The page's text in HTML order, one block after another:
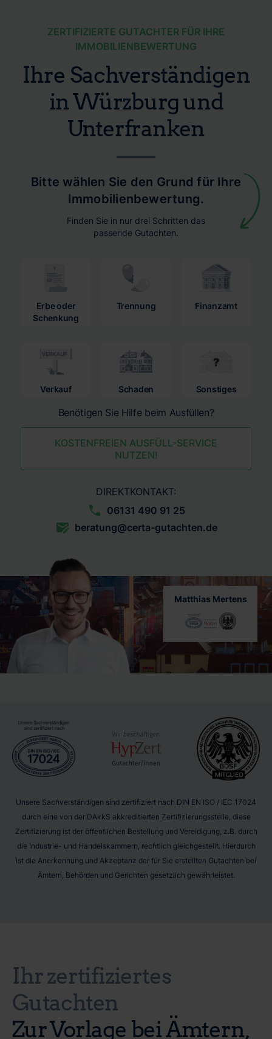
ZERTIFIZIERTE GUTACHTER FÜR IHRE
IMMOBILIENBEWERTUNG
Ihre Sachverständigen
in Würzburg und
Unterfranken
Bitte wählen Sie den Grund für Ihre
Immobilienbewertung.
Finden Sie in nur drei Schritten das
passende Gutachten.
Erbe oder
Schenkung
Trennung Finanzamt
Verkauf Schaden Sonstiges
Benötigen Sie Hilfe beim Ausfüllen?
KOSTENFREIEN AUSFÜLL-SERVICE
NUTZEN!
DIREKTKONTAKT:
06131 490 91 25
beratung@certa-gutachten.de
Matthias Mertens
Unsere Sachverständigen sind zertifiziert nach DIN EN ISO / IEC 17024
durch eine von der DAkkS akkreditierten Zertifizierungsstelle, diese
Zertifizierung ist der öffentlichen Bestellung und Vereidigung, z.B. durch
die Industrie- und Handelskammern, rechtlich gleichgestellt. Hierdurch
ist die Anerkennung und Akzeptanz der für Sie erstellten Gutachten bei
Ämtern, Behörden und Gerichten gesetzlich gewährleistet.
Ihr zertifiziertes
Gutachten
Zur Vorlage bei Ämtern,